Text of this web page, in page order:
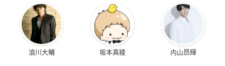
浪川大輔 坂本真綾 内山昂輝